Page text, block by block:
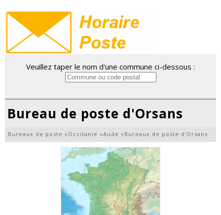
Veuillez taper le nom d'une commune ci-dessous :
Bureau de poste d'Orsans
Bureaux de poste » Occitanie »Aude » Bureaux de poste d'Orsans